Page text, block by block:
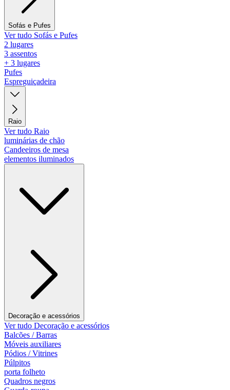
Sofás e Pufes
Ver tudo Sofás e Pufes
2 lugares
3 assentos
+ 3 lugares
Pufes
Espreguiçadeira
Raio
Ver tudo Raio
luminárias de chão
Candeeiros de mesa
elementos iluminados
Decoração e acessórios
Ver tudo Decoração e acessórios
Balcões / Barras
Móveis auxiliares
Pódios / Vitrines
Púlpitos
porta folheto
Quadros negros